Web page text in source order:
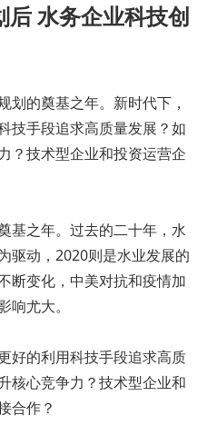
后 水务企业科技创
划的奠基之年。新时代下，
技手段追求高质量发展？如
？技术型企业和投资运营企
基之年。过去的二十年，水
驱动，2020则是水业发展的
断变化，中美对抗和疫情加
尤大。
好的利用科技手段追求高质
核心竞争力？技术型企业和
合作？